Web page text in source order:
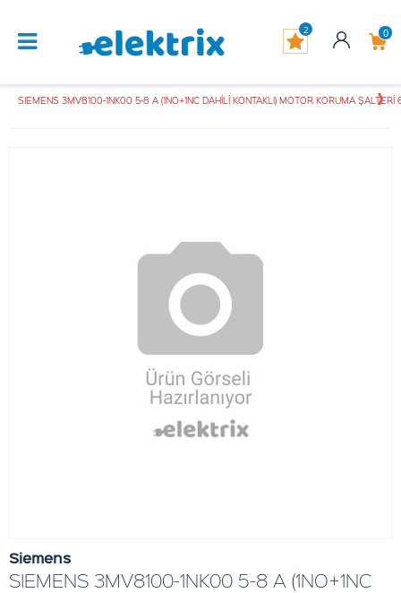
0
2
SIEMENS 3MV8100-1NK00 5-8 A (1NO+1NC DAHİLİ KONTAKLI) MOTOR KORUMA
Siemens
SIEMENS 3MV8100-1NK00 5-8 A (1NO+1NC